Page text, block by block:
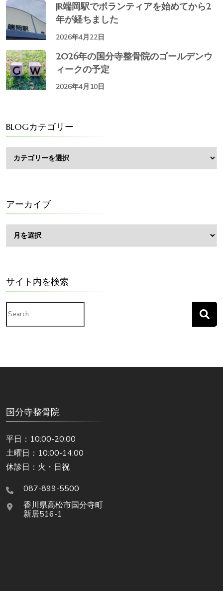
JR端岡駅でボランティアを始めてから2
年が経ちました
2026年4月22日
2026年の国分寺整骨院のゴールデンウ
ィークの予定
2026年4月10日
BLOGカテゴリー
カ
テ
ー
アーカイブ
ー
カ
サイト内を検索
Search
for:
国分寺整骨院
平日：10:00-20:00
土曜日：10:00-14:00
休診日：火・日祝
087-899-5500
香川県高松市国分寺町
新居516-1